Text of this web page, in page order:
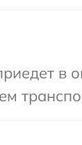
в